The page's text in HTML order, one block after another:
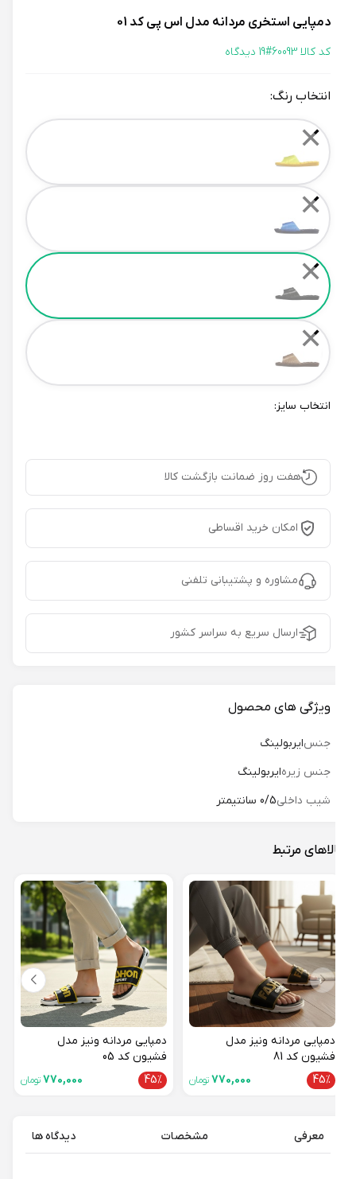
دمپایی استخری مردانه مدل اس پی کد 01
کد کالا 60093# 19 دیدگاه
انتخاب رنگ:
Color
✕
✕
✕
✕
انتخاب سایز:
هفت روز ضمانت بازگشت کالا
امکان خرید اقساطی
مشاوره و پشتیبانی تلفنی
ارسال سریع به سراسر کشور
ویژگی های محصول
جنسایربولینگ
جنس زیره ایربولینگ
شیب داخلی0/5 سانتیمتر
مرتبط
دمپایی مردانه ونیز مدل
فشیون کد 81
45%
770,000تومان
دمپایی مردانه ونیز مدل
فشیون کد 05
45%
770,000تومان
معرفی مشخصات دیدگاه ها